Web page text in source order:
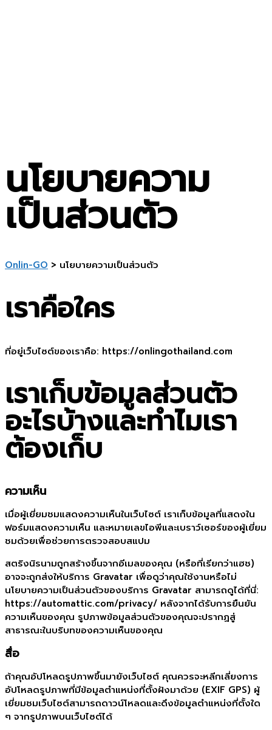
นโยบายความ
เป็นส่วนตัว
Onlin-GO > นโยบายความเป็นส่วนตัว
เราคือใคร
ที่อยู่เว็บไซต์ของเราคือ: https://onlingothailand.com
เราเก็บข้อมูลส่วนตัว
อะไรบ้างและทำไมเรา
ต้องเก็บ
ความเห็น
เมื่อผู้เยี่ยมชมแสดงความเห็นในเว็บไซต์ เราเก็บข้อมูลที่แสดงใน
ฟอร์มแสดงความเห็น และหมายเลขไอพีและเบราว์เซอร์ของผู้เยี่ยม
ชมด้วยเพื่อช่วยการตรวจสอบสแปม
สตริงนิรนามถูกสร้างขึ้นจากอีเมลของคุณ (หรือที่เรียกว่าแฮช)
อาจจะถูกส่งให้บริการ Gravatar เพื่อดูว่าคุณใช้งานหรือไม่
นโยบายความเป็นส่วนตัวของบริการ Gravatar สามารถดูได้ที่นี่:
https://automattic.com/privacy/ หลังจากได้รับการยืนยัน
ความเห็นของคุณ รูปภาพข้อมูลส่วนตัวของคุณจะปรากฏสู่
สาธารณะในบริบทของความเห็นของคุณ
สื่อ
ถ้าคุณอัปโหลดรูปภาพขึ้นมายังเว็บไซต์ คุณควรจะหลีกเลี่ยงการ
อัปโหลดรูปภาพที่มีข้อมูลตำแหน่งที่ตั้งฝังมาด้วย (EXIF GPS) ผู้
เยี่ยมชมเว็บไซต์สามารถดาวน์โหลดและดึงข้อมูลตำแหน่งที่ตั้งใด
ๆ จากรูปภาพบนเว็บไซต์ได้